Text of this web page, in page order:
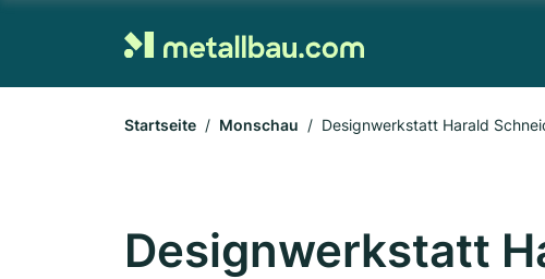
Startseite Monschau Designwerkstatt Harald
Designwerkstatt